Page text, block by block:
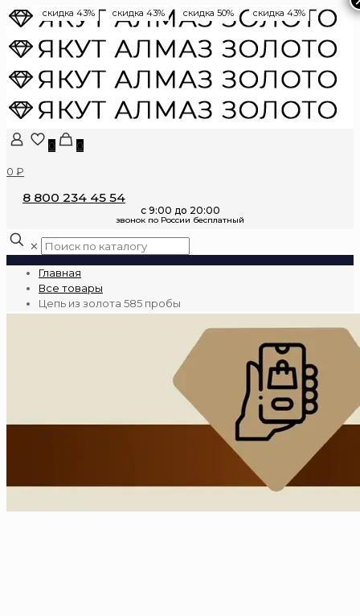
0
0
0 ₽
8 800 234 45 54
✕
Главная
Все товары
Цепь из золота 585 пробы
скидка 43% скидка 43% скидка 50% скидка 43%